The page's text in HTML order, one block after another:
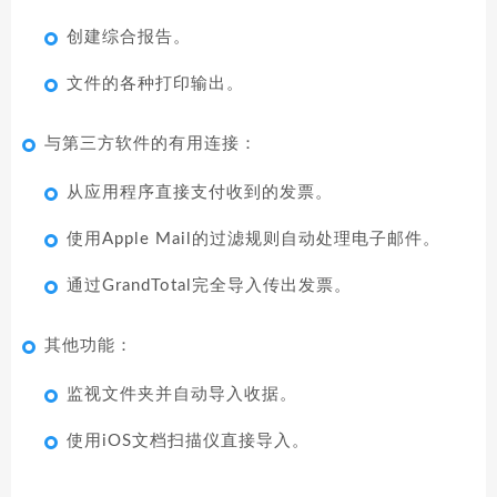
创建综合报告。
文件的各种打印输出。
与第三方软件的有用连接：
从应用程序直接支付收到的发票。
使用Apple Mail的过滤规则自动处理电子邮件。
通过GrandTotal完全导入传出发票。
其他功能：
监视文件夹并自动导入收据。
使用iOS文档扫描仪直接导入。